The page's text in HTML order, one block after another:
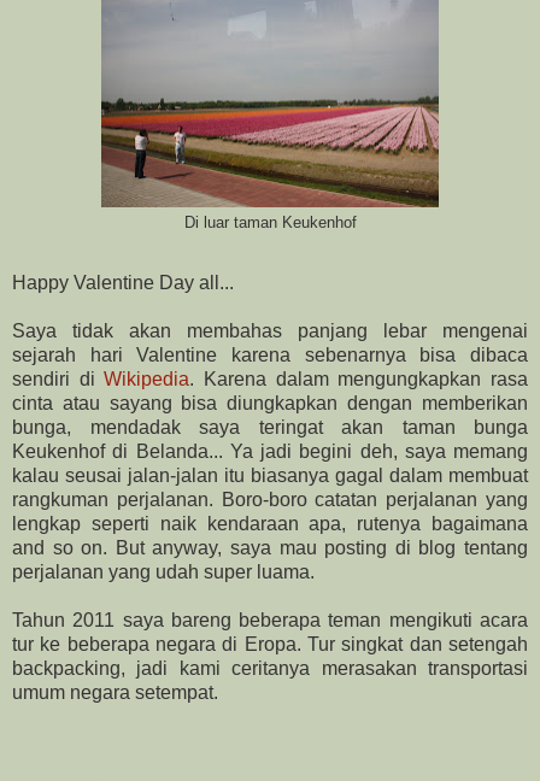
Di luar taman Keukenhof
Happy Valentine Day all...
Saya tidak akan membahas panjang lebar mengenai
sejarah hari Valentine karena sebenarnya bisa dibaca
sendiri diWikipedia. Karena dalam mengungkapkan rasa
cinta atau sayang bisa diungkapkan dengan memberikan
bunga, mendadak saya teringat akan taman bunga
Keukenhof di Belanda... Ya jadi begini deh, saya memang
kalau seusai jalan-jalan itu biasanya gagal dalam membuat
rangkuman perjalanan. Boro-boro catatan perjalanan yang
lengkap seperti naik kendaraan apa, rutenya bagaimana
and so on. But anyway, saya mau posting di blog tentang
perjalanan yang udah super luama.
Tahun 2011 saya bareng beberapa teman mengikuti acara
tur ke beberapa negara di Eropa. Tur singkat dan setengah
backpacking, jadi kami ceritanya merasakan transportasi
umum negara setempat.